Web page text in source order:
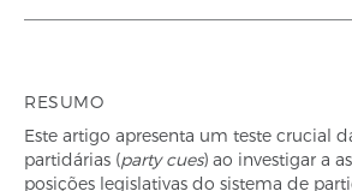
RESUMO
Este artigo apresenta um teste crucial
partidárias (party cues) ao investigar a
posições legislativas do sistema de